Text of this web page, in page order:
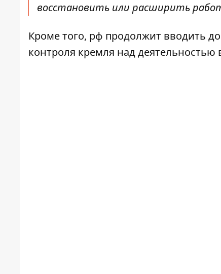
восстановить или расширить
Кроме того, рф продолжит вводить
контроля кремля над